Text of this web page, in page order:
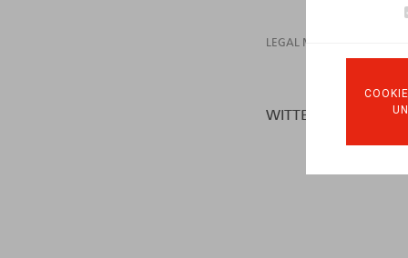
LEGAL MAGAZINES
WITTERS, A.,